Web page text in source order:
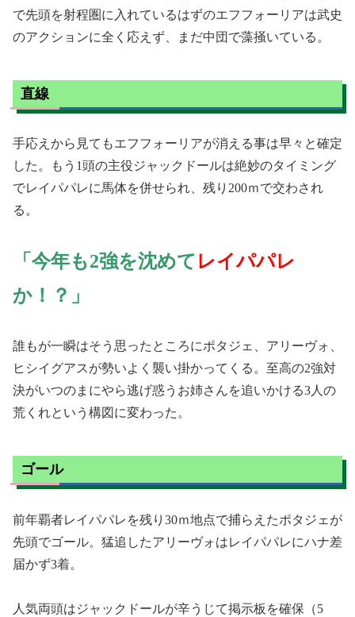
で先頭を射程圏に入れているはずのエフフォーリアは武史
のアクションに全く応えず、まだ中団で藻掻いている。
直線
手応えから見てもエフフォーリアが消える事は早々と確定
した。もう1頭の主役ジャックドールは絶妙のタイミング
でレイパパレに馬体を併せられ、残り200ｍで交わされ
る。
「今年も2強を沈めて レイパパレ
か！？」
誰もが一瞬はそう思ったところにポタジェ、アリーヴォ、
ヒシイグアスが勢いよく襲い掛かってくる。至高の2強対
決がいつのまにやら逃げ惑うお姉さんを追いかける3人の
荒くれという構図に変わった。
ゴール
前年覇者レイパパレを残り30ｍ地点で捕らえたポタジェが
先頭でゴール。猛追したアリーヴォはレイパパレにハナ差
届かず3着。
人気両頭はジャックドールが辛うじて掲示板を確保（5